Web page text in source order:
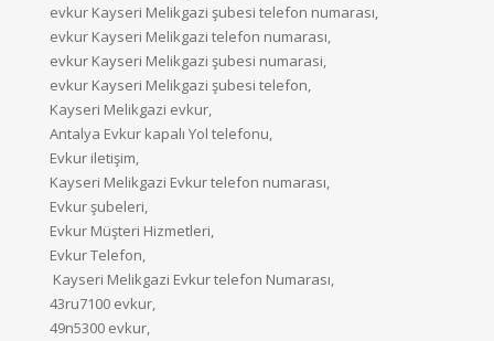
evkur Kayseri Melikgazi şubesi telefon numarası,
evkur Kayseri Melikgazi telefon numarası,
evkur Kayseri Melikgazi şubesi numarasi,
evkur Kayseri Melikgazi şubesi telefon,
Kayseri Melikgazi evkur,
Antalya Evkur kapalı Yol telefonu,
Evkur iletişim,
Kayseri Melikgazi Evkur telefon numarası,
Evkur şubeleri,
Evkur Müşteri Hizmetleri,
Evkur Telefon,
Kayseri Melikgazi Evkur telefon Numarası,
43ru7100 evkur,
49n5300 evkur,